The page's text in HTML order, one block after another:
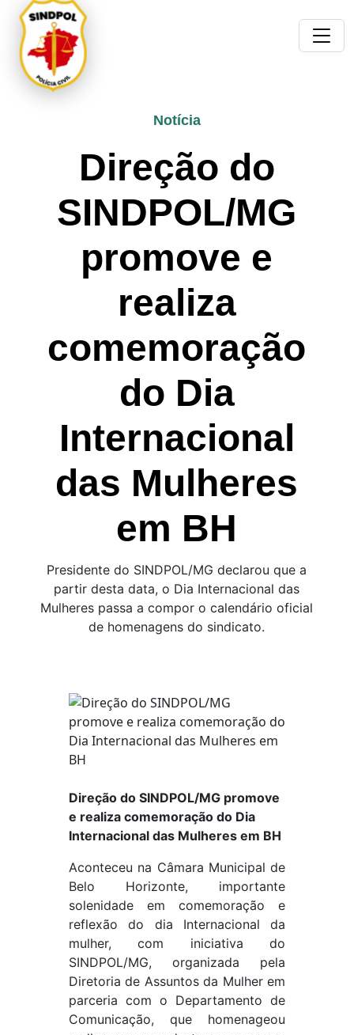
Notícia
Direção do
SINDPOL/MG
promove e
realiza
comemoração
do Dia
Internacional
das Mulheres
em BH
Presidente do SINDPOL/MG declarou que a
partir desta data, o Dia Internacional das
Mulheres passa a compor o calendário oficial
de homenagens do sindicato.
Direção do SINDPOL/MG promove
e realiza comemoração do Dia
Internacional das Mulheres em BH
Aconteceu na Câmara Municipal de
Belo Horizonte, importante
solenidade em comemoração e
reflexão do dia Internacional da
mulher, com iniciativa do
SINDPOL/MG, organizada pela
Diretoria de Assuntos da Mulher em
parceria com o Departamento de
Comunicação, que homenageou